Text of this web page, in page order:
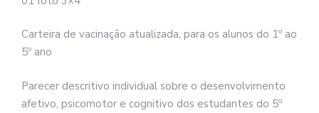
Carteira de vacinação atualizada, para os alunos do 1º ao
5º ano
Parecer descritivo individual sobre o desenvolvimento
afetivo, psicomotor e cognitivo dos estudantes do 5º